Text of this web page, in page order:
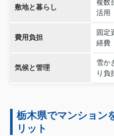
敷地と暮らし
複数
活用
費用負担
固定
繕費
気候と管理
雪か
り負
栃木県でマンション
リット